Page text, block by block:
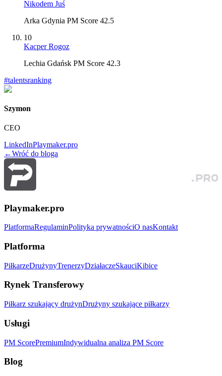
Nikodem Juś
Arka Gdynia PM Score 42.5
10
Kacper Rogoz
Lechia Gdańsk PM Score 42.3
#talentsranking
Szymon
CEO
LinkedInPlaymaker.pro
←Wróć do bloga
Playmaker.pro
PlatformaRegulaminPolityka prywatnościO nasKontakt
Platforma
PiłkarzeDrużynyTrenerzyDziałaczeSkauciKibice
Rynek Transferowy
Piłkarz szukający drużynDrużyny szukające piłkarzy
Usługi
PM ScorePremiumIndywidualna analiza PM Score
Blog